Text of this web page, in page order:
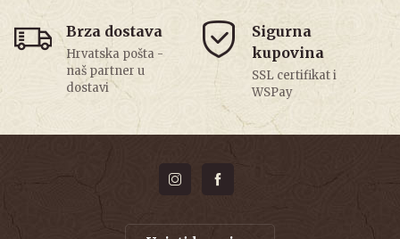
Brza dostava
Hrvatska pošta -
naš partner u
dostavi
Sigurna
kupovina
SSL certifikat i
WSPay